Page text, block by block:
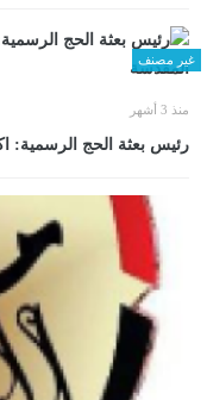
غير مصنف
منذ 3 أشهر
رئيس بعثة الحج الرسمية: